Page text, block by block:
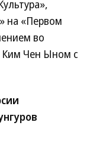
на «Первом
во
Ким Чен Ыном с